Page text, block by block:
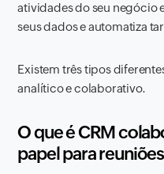
atividades do seu negócio
seus dados e automatiza
Existem três tipos
analítico e colaborativo.
O que é CRM
papel para